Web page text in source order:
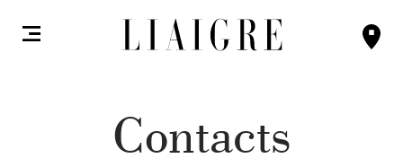
Contacts